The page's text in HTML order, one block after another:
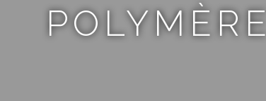
POLYMÈRE